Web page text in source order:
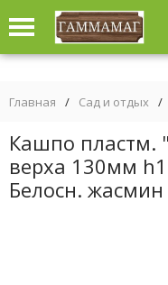
Главная / Сад и отдых /
Кашпо пластм.
верха 130мм
Белосн.